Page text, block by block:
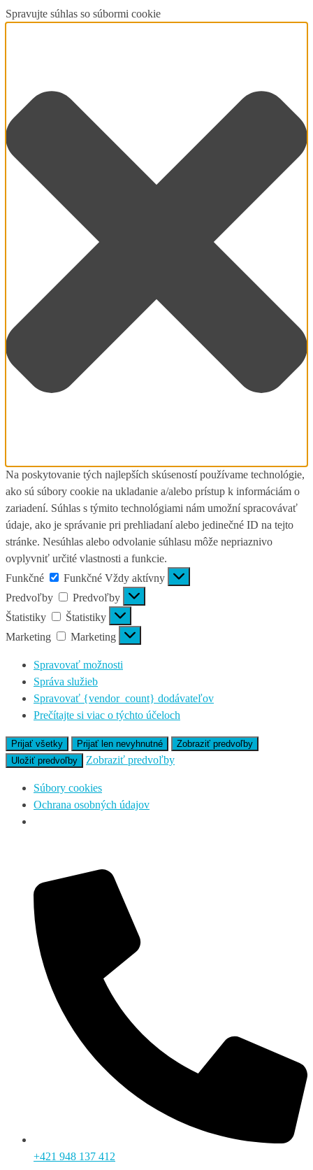
Spravujte súhlas so súbormi cookie
Na poskytovanie tých najlepších skúseností používame technológie,
ako sú súbory cookie na ukladanie a/alebo prístup k informáciám o
zariadení. Súhlas s týmito technológiami nám umožní spracovávať
údaje, ako je správanie pri prehliadaní alebo jedinečné ID na tejto
stránke. Nesúhlas alebo odvolanie súhlasu môže nepriaznivo
ovplyvniť určité vlastnosti a funkcie.
Funkčné
Funkčné Vždy aktívny
Predvoľby
Predvoľby
Štatistiky
Štatistiky
Marketing
Marketing
Spravovať možnosti
Správa služieb
Spravovať {vendor_count} dodávateľov
Prečítajte si viac o týchto účeloch
Prijať všetky Prijať len nevyhnutné
Zobraziť predvoľby
Uložiť predvoľby
Zobraziť predvoľby
Súbory cookies
Ochrana osobných údajov
+421 948 137 412